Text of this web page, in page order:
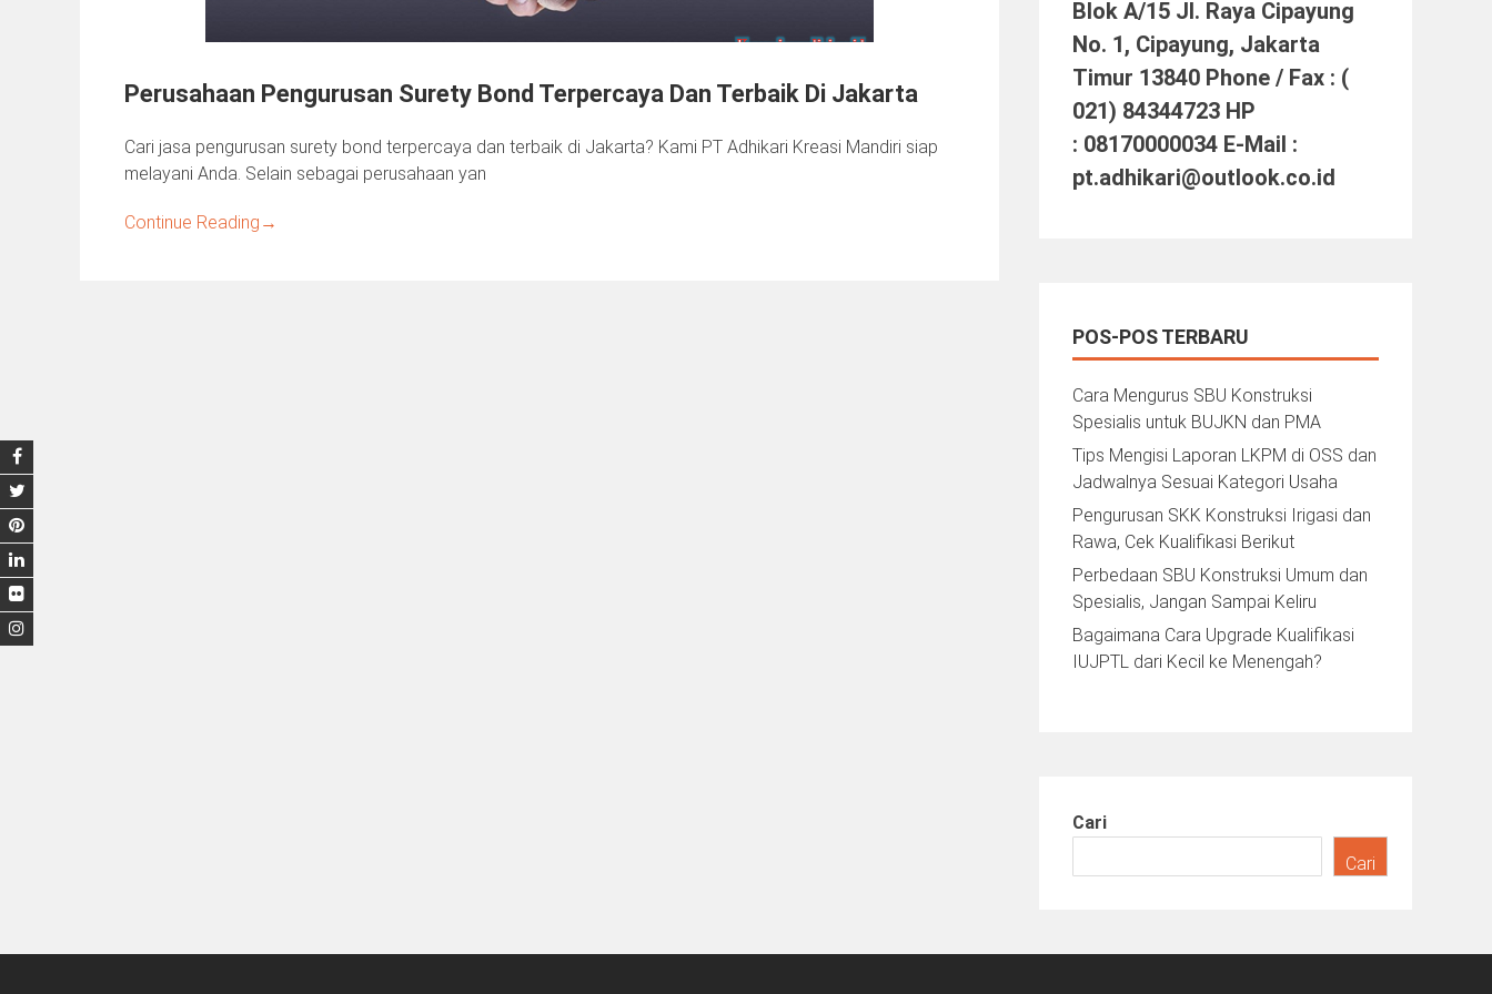
Perusahaan Pengurusan Surety Bond Terpercaya Dan Terbaik Di Jakarta
Cari jasa pengurusan surety bond terpercaya dan terbaik di Jakarta? Kami PT Adhikari Kreasi Mandiri siap
melayani Anda. Selain sebagai perusahaan yan
Continue Reading →
Blok A/15 Jl. Raya Cipayung
No. 1, Cipayung, Jakarta
Timur 13840 Phone / Fax : (
021) 84344723 HP
: 08170000034 E-Mail :
pt.adhikari@outlook.co.id
POS-POS TERBARU
Cara Mengurus SBU Konstruksi
Spesialis untuk BUJKN dan PMA
Tips Mengisi Laporan LKPM di OSS dan
Jadwalnya Sesuai Kategori Usaha
Pengurusan SKK Konstruksi Irigasi dan
Rawa, Cek Kualifikasi Berikut
Perbedaan SBU Konstruksi Umum dan
Spesialis, Jangan Sampai Keliru
Bagaimana Cara Upgrade Kualifikasi
IUJPTL dari Kecil ke Menengah?
Cari
Cari